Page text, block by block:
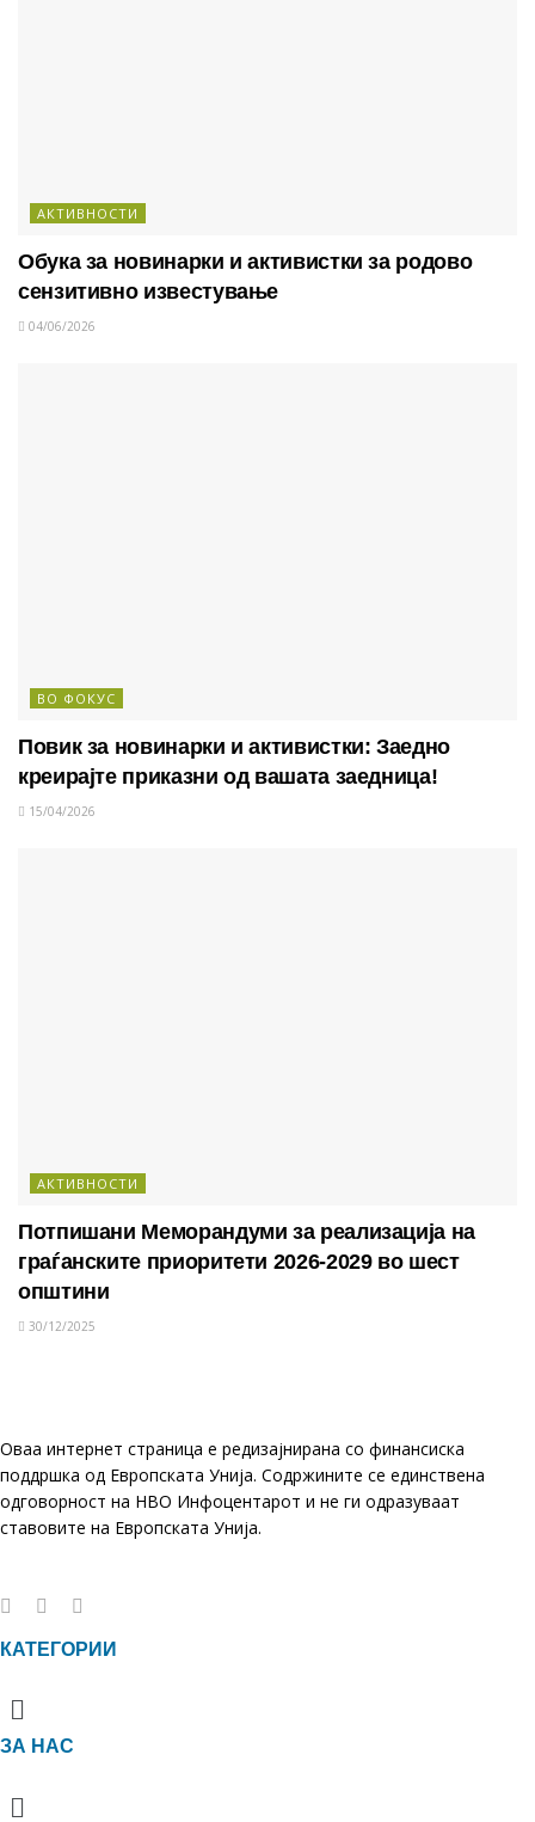
АКТИВНОСТИ
Обука за новинарки и активистки за родово
сензитивно известување
04/06/2026
ВО ФОКУС
Повик за новинарки и активистки: Заедно
креирајте приказни од вашата заедница!
15/04/2026
АКТИВНОСТИ
Потпишани Меморандуми за реализација на
граѓанските приоритети 2026-2029 во шест
општини
30/12/2025
Оваа интернет страница е редизајнирана со финансиска
поддршка од Европската Унија. Содржините се единствена
одговорност на НВО Инфоцентарот и не ги одразуваат
ставовите на Европската Унија.
КАТЕГОРИИ
Menu
ЗА НАС
Menu